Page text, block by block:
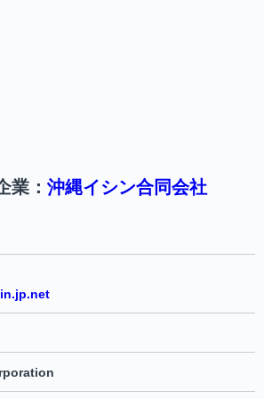
業： 沖縄イシン合同会社